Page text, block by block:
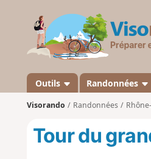
Outils Randonnées
Visorando Randonnées
Tour du